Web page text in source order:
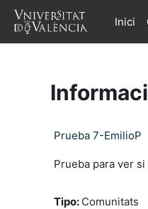
Ves al contingut principal
Inici
Prueba 7-EmilioP
Prueba para ver
Tipo: Comunitats